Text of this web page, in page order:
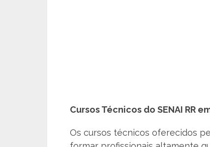
Cursos Técnicos do SENAI RR
Os cursos técnicos oferecidos